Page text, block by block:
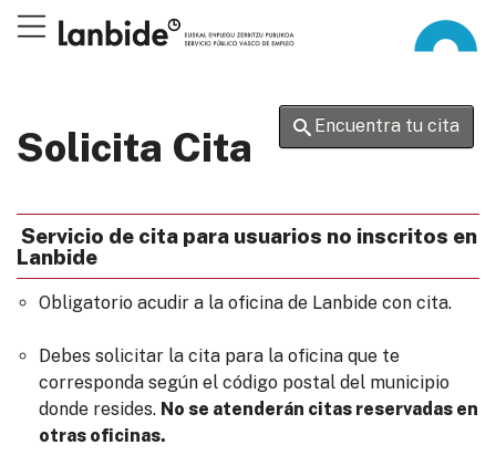
Solicita Cita Encuentra tu cita
Servicio de cita para usuarios no inscritos en
Lanbide
Obligatorio acudir a la oficina de Lanbide con cita.
Debes solicitar la cita para la oficina que te
corresponda según el código postal del municipio
donde resides. No se atenderán citas reservadas en
otras oficinas.